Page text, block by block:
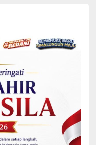
memperoleh layanan
dengan ketentuan
oleh jajaran pejabat
Kepala Biro
Ramdan; dan Ketua Tim
Bersama ini, Pemkab